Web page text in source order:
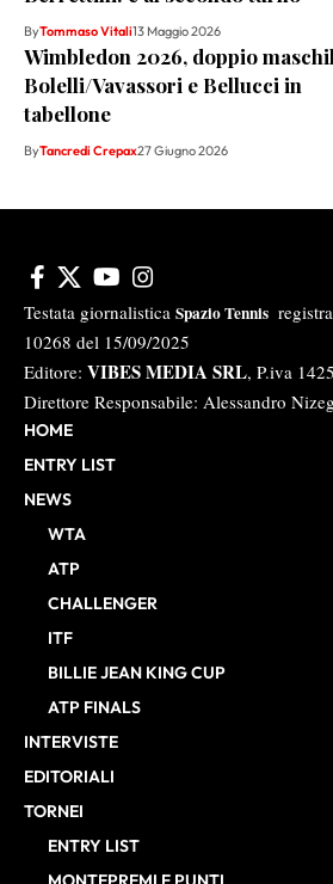
ByTommaso Vitali13 Maggio 2026
Wimbledon 2026, doppio
Bolelli/Vavassori e Bellucci in
tabellone
ByTancredi Crepax27 Giugno 2026
Testata giornalistica Spazio Tennis
10268 del 15/09/2025
Editore: VIBES MEDIA SRL, P.iva
Direttore Responsabile: Alessandro
HOME
ENTRY LIST
NEWS
WTA
ATP
CHALLENGER
ITF
BILLIE JEAN KING CUP
ATP FINALS
INTERVISTE
EDITORIALI
TORNEI
ENTRY LIST